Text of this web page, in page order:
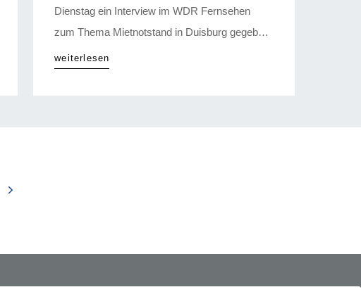
Dienstag ein Interview im WDR Fernsehen
zum Thema Mietnotstand in Duisburg gegeben.
Die komplette Lokalzeit können Sie hier sehen:
weiterlesen